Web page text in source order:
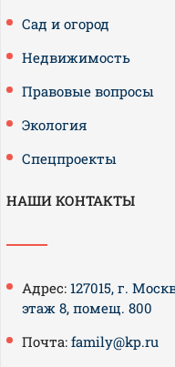
Сад и огород
Недвижимость
Правовые вопросы
Экология
Спецпроекты
НАШИ КОНТАКТЫ
Адрес: 127015, г.
этаж 8, помещ. 800
Почта: family@kp.ru